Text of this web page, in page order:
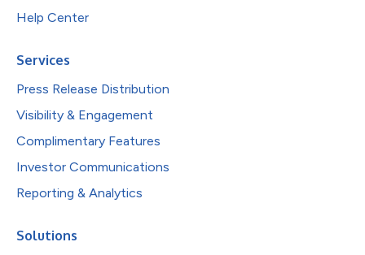
Help Center
Services
Press Release Distribution
Visibility & Engagement
Complimentary Features
Investor Communications
Reporting & Analytics
Solutions